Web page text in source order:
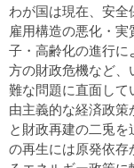
わが国は現在、安
雇用構造の悪化・
子・高齢化の進行
方の財政危機など
難な問題に直面して
由主義的な経済政
と財政再建の二兎
の再生には原発依